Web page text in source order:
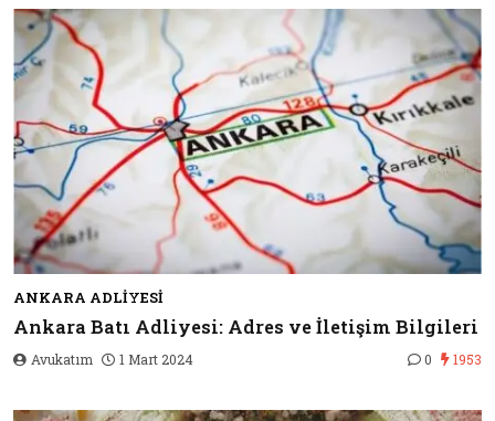
ANKARA ADLIYESI
Ankara Batı Adliyesi: Adres ve İletişim Bilgileri
Avukatım 1 Mart 2024 0 1953